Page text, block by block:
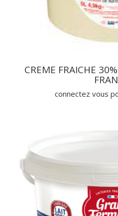
CREME FRAICHE
connectez vous